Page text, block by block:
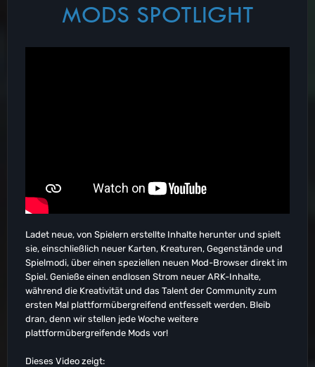
MODS SPOTLIGHT
Ladet neue, von Spielern erstellte Inhalte herunter und spielt
sie, einschließlich neuer Karten, Kreaturen, Gegenstände und
Spielmodi, über einen speziellen neuen Mod-Browser direkt im
Spiel. Genieße einen endlosen Strom neuer ARK-Inhalte,
während die Kreativität und das Talent der Community zum
ersten Mal plattformübergreifend entfesselt werden. Bleib
dran, denn wir stellen jede Woche weitere
plattformübergreifende Mods vor!
Dieses Video zeigt: